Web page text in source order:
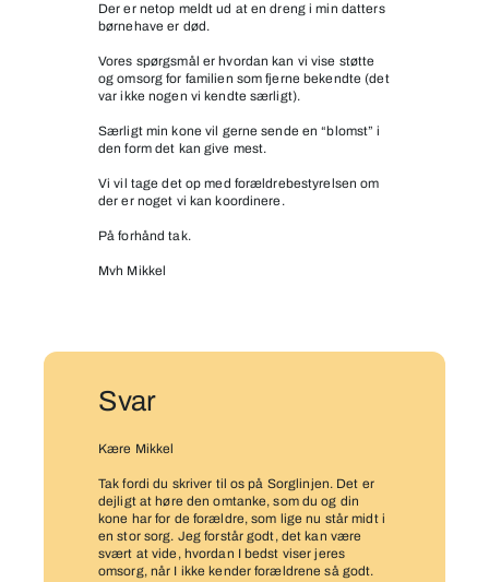
Der er netop meldt ud at en dreng i min datters
børnehave er død.
Vores spørgsmål er hvordan kan vi vise støtte
og omsorg for familien som fjerne bekendte (det
var ikke nogen vi kendte særligt).
Særligt min kone vil gerne sende en “blomst” i
den form det kan give mest.
Vi vil tage det op med forældrebestyrelsen om
der er noget vi kan koordinere.
På forhånd tak.
Mvh Mikkel
Svar
Kære Mikkel
Tak fordi du skriver til os på Sorglinjen. Det er
dejligt at høre den omtanke, som du og din
kone har for de forældre, som lige nu står midt i
en stor sorg. Jeg forstår godt, det kan være
svært at vide, hvordan I bedst viser jeres
omsorg, når I ikke kender forældrene så godt.